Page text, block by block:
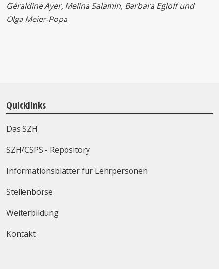
Géraldine Ayer, Melina Salamin, Barbara Egloff und
Olga Meier-Popa
Quicklinks
Das SZH
SZH/CSPS - Repository
Informationsblätter für Lehrpersonen
Stellenbörse
Weiterbildung
Kontakt